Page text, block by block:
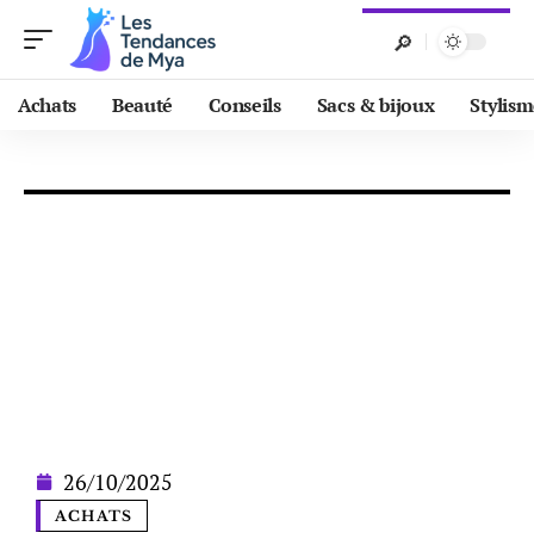
Achats Beauté Conseils Sacs & bijoux
26/10/2025
ACHATS